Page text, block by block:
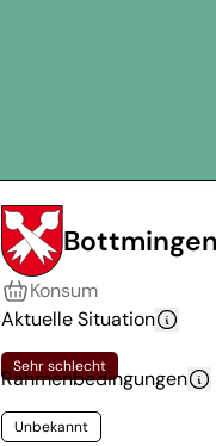
Bottmingen
Konsum
Aktuelle Situation
Sehr schlecht
Rahmenbedingungen
Unbekannt